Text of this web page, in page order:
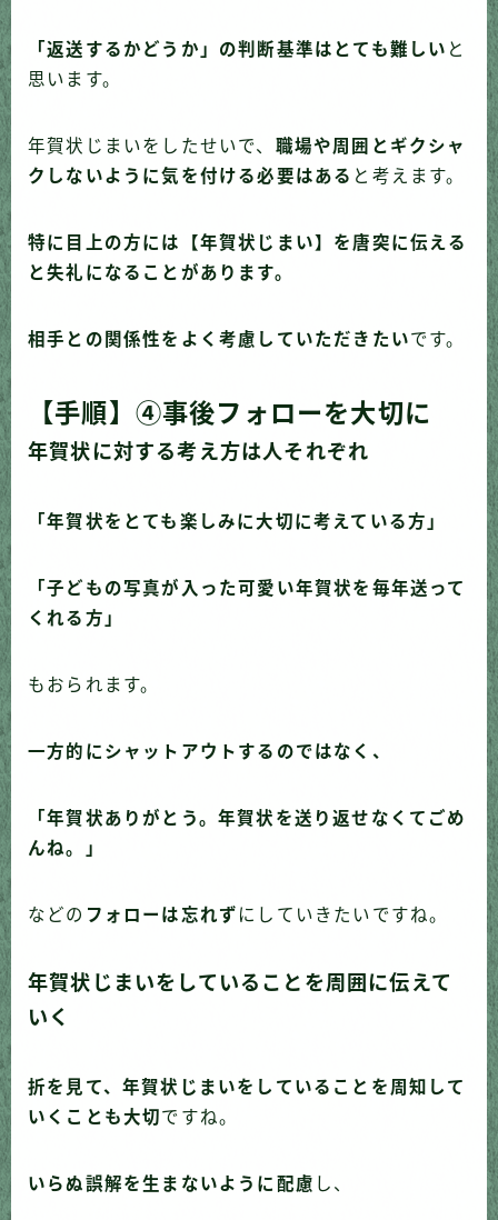
「返送するかどうか」の判断基準はとても難しい と
思います。
年賀状じまいをしたせいで、 職場や周囲とギクシャ
クしないように気を付ける必要はある と考えます。
特に目上の方には【年賀状じまい】を唐突に伝える
と失礼になることがあります。
相手との関係性をよく考慮していただきたいです。
【手順】④事後フォローを大切に
年賀状に対する考え方は人それぞれ
「年賀状をとても楽しみに大切に考えている方」
「子どもの写真が入った可愛い年賀状を毎年送って
くれる方」
もおられます。
一方的にシャットアウトするのではなく、
「年賀状ありがとう。年賀状を送り返せなくてごめ
んね。」
などの フォローは忘れず にしていきたいですね。
年賀状じまいをしていることを周囲に伝えて
いく
折を見て、年賀状じまいをしていることを周知して
いくことも大切ですね。
いらぬ誤解を生まないように配慮 し、